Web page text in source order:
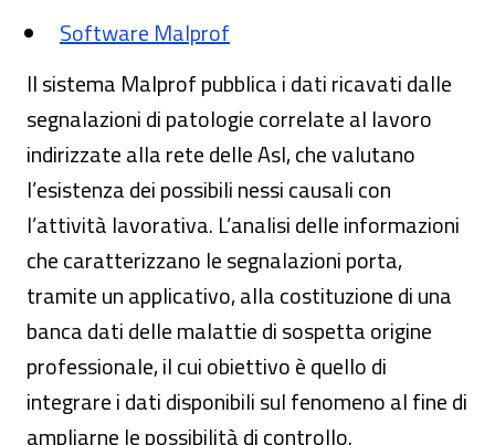
Software Malprof
Il sistema Malprof pubblica i dati ricavati dalle
segnalazioni di patologie correlate al lavoro
indirizzate alla rete delle Asl, che valutano
l’esistenza dei possibili nessi causali con
l’attività lavorativa. L’analisi delle informazioni
che caratterizzano le segnalazioni porta,
tramite un applicativo, alla costituzione di una
banca dati delle malattie di sospetta origine
professionale, il cui obiettivo è quello di
integrare i dati disponibili sul fenomeno al fine di
ampliarne le possibilità di controllo.